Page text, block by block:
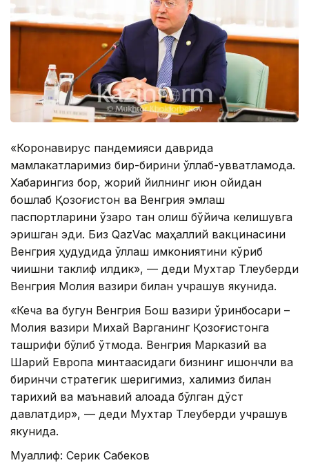
«Коронавирус пандемияси даврида
мамлакатларимиз бир-бирини қўллаб-қувватламоқда.
Хабарингиз бор, жорий йилнинг июн ойидан
бошлаб Қозоғистон ва Венгрия эмлаш
паспортларини ўзаро тан олиш бўйича келишувга
эришган эди. Биз QazVac маҳаллий вакцинасини
Венгрия ҳудудида қўллаш имкониятини кўриб
чиқишни таклиф қилдик», — деди Мухтар Тлеуберди
Венгрия Молия вазири билан учрашув якунида.
«Кеча ва бугун Венгрия Бош вазири ўринбосари –
Молия вазири Михай Варганинг Қозоғистонга
ташрифи бўлиб ўтмоқда. Венгрия Марказий ва
Шарқий Европа минтақасидаги бизнинг ишончли ва
биринчи стратегик шеригимиз, халқимиз билан
тарихий ва маънавий алоқада бўлган дўст
давлатдир», — деди Мухтар Тлеуберди учрашув
якунида.
Муаллиф: Серик Сабеков